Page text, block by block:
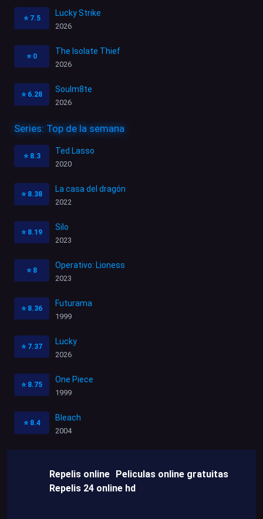
⭐ 7.5
Lucky Strike
2026
⭐ 0
The Isolate Thief
2026
⭐ 6.28
Soulm8te
2026
Series: Top de la semana
⭐ 8.3
Ted Lasso
2020
⭐ 8.38
La casa del dragón
2022
⭐ 8.19
Silo
2023
⭐ 8
Operativo: Lioness
2023
⭐ 8.36
Futurama
1999
⭐ 7.37
Lucky
2026
⭐ 8.75
One Piece
1999
⭐ 8.4
Bleach
2004
Repelis online Peliculas online gratuitas
Repelis 24 online hd